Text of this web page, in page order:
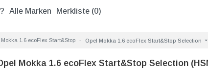
Alle Marken Merkliste (0)
Mokka 1.6 ecoFlex Start&Stop Opel Mokka 1.6 ecoFlex Start&Stop Selection
Mokka 1.6 ecoFlex Start&Stop Selection